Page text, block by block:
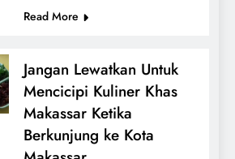
Read More
Jangan Lewatkan Untuk
Mencicipi Kuliner Khas
Makassar Ketika
Berkunjung ke Kota